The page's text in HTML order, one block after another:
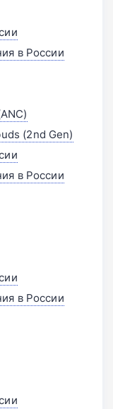
в России
(2nd Gen)
в России
в России